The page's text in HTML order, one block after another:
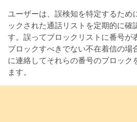
ユーザーは、誤検知を特定するため
ックされた通話リストを定期的に確
す。誤ってブロックリストに番号が
ブロックすべきでない不在着信の場
に連絡してそれらの番号のブロック
ます。